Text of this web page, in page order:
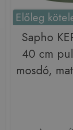
Előleg
Sapho
40 cm
mosdó,